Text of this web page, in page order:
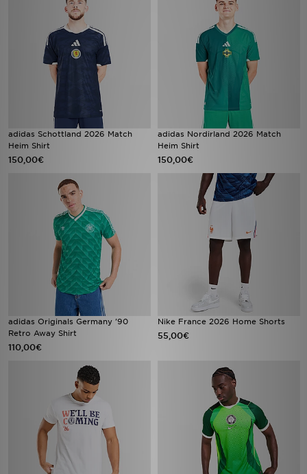
adidas Schottland 2026 Match
Heim Shirt
150,00€
adidas Nordirland 2026 Match
Heim Shirt
150,00€
adidas Originals Germany '90
Retro Away Shirt
110,00€
Nike France 2026 Home Shorts
55,00€